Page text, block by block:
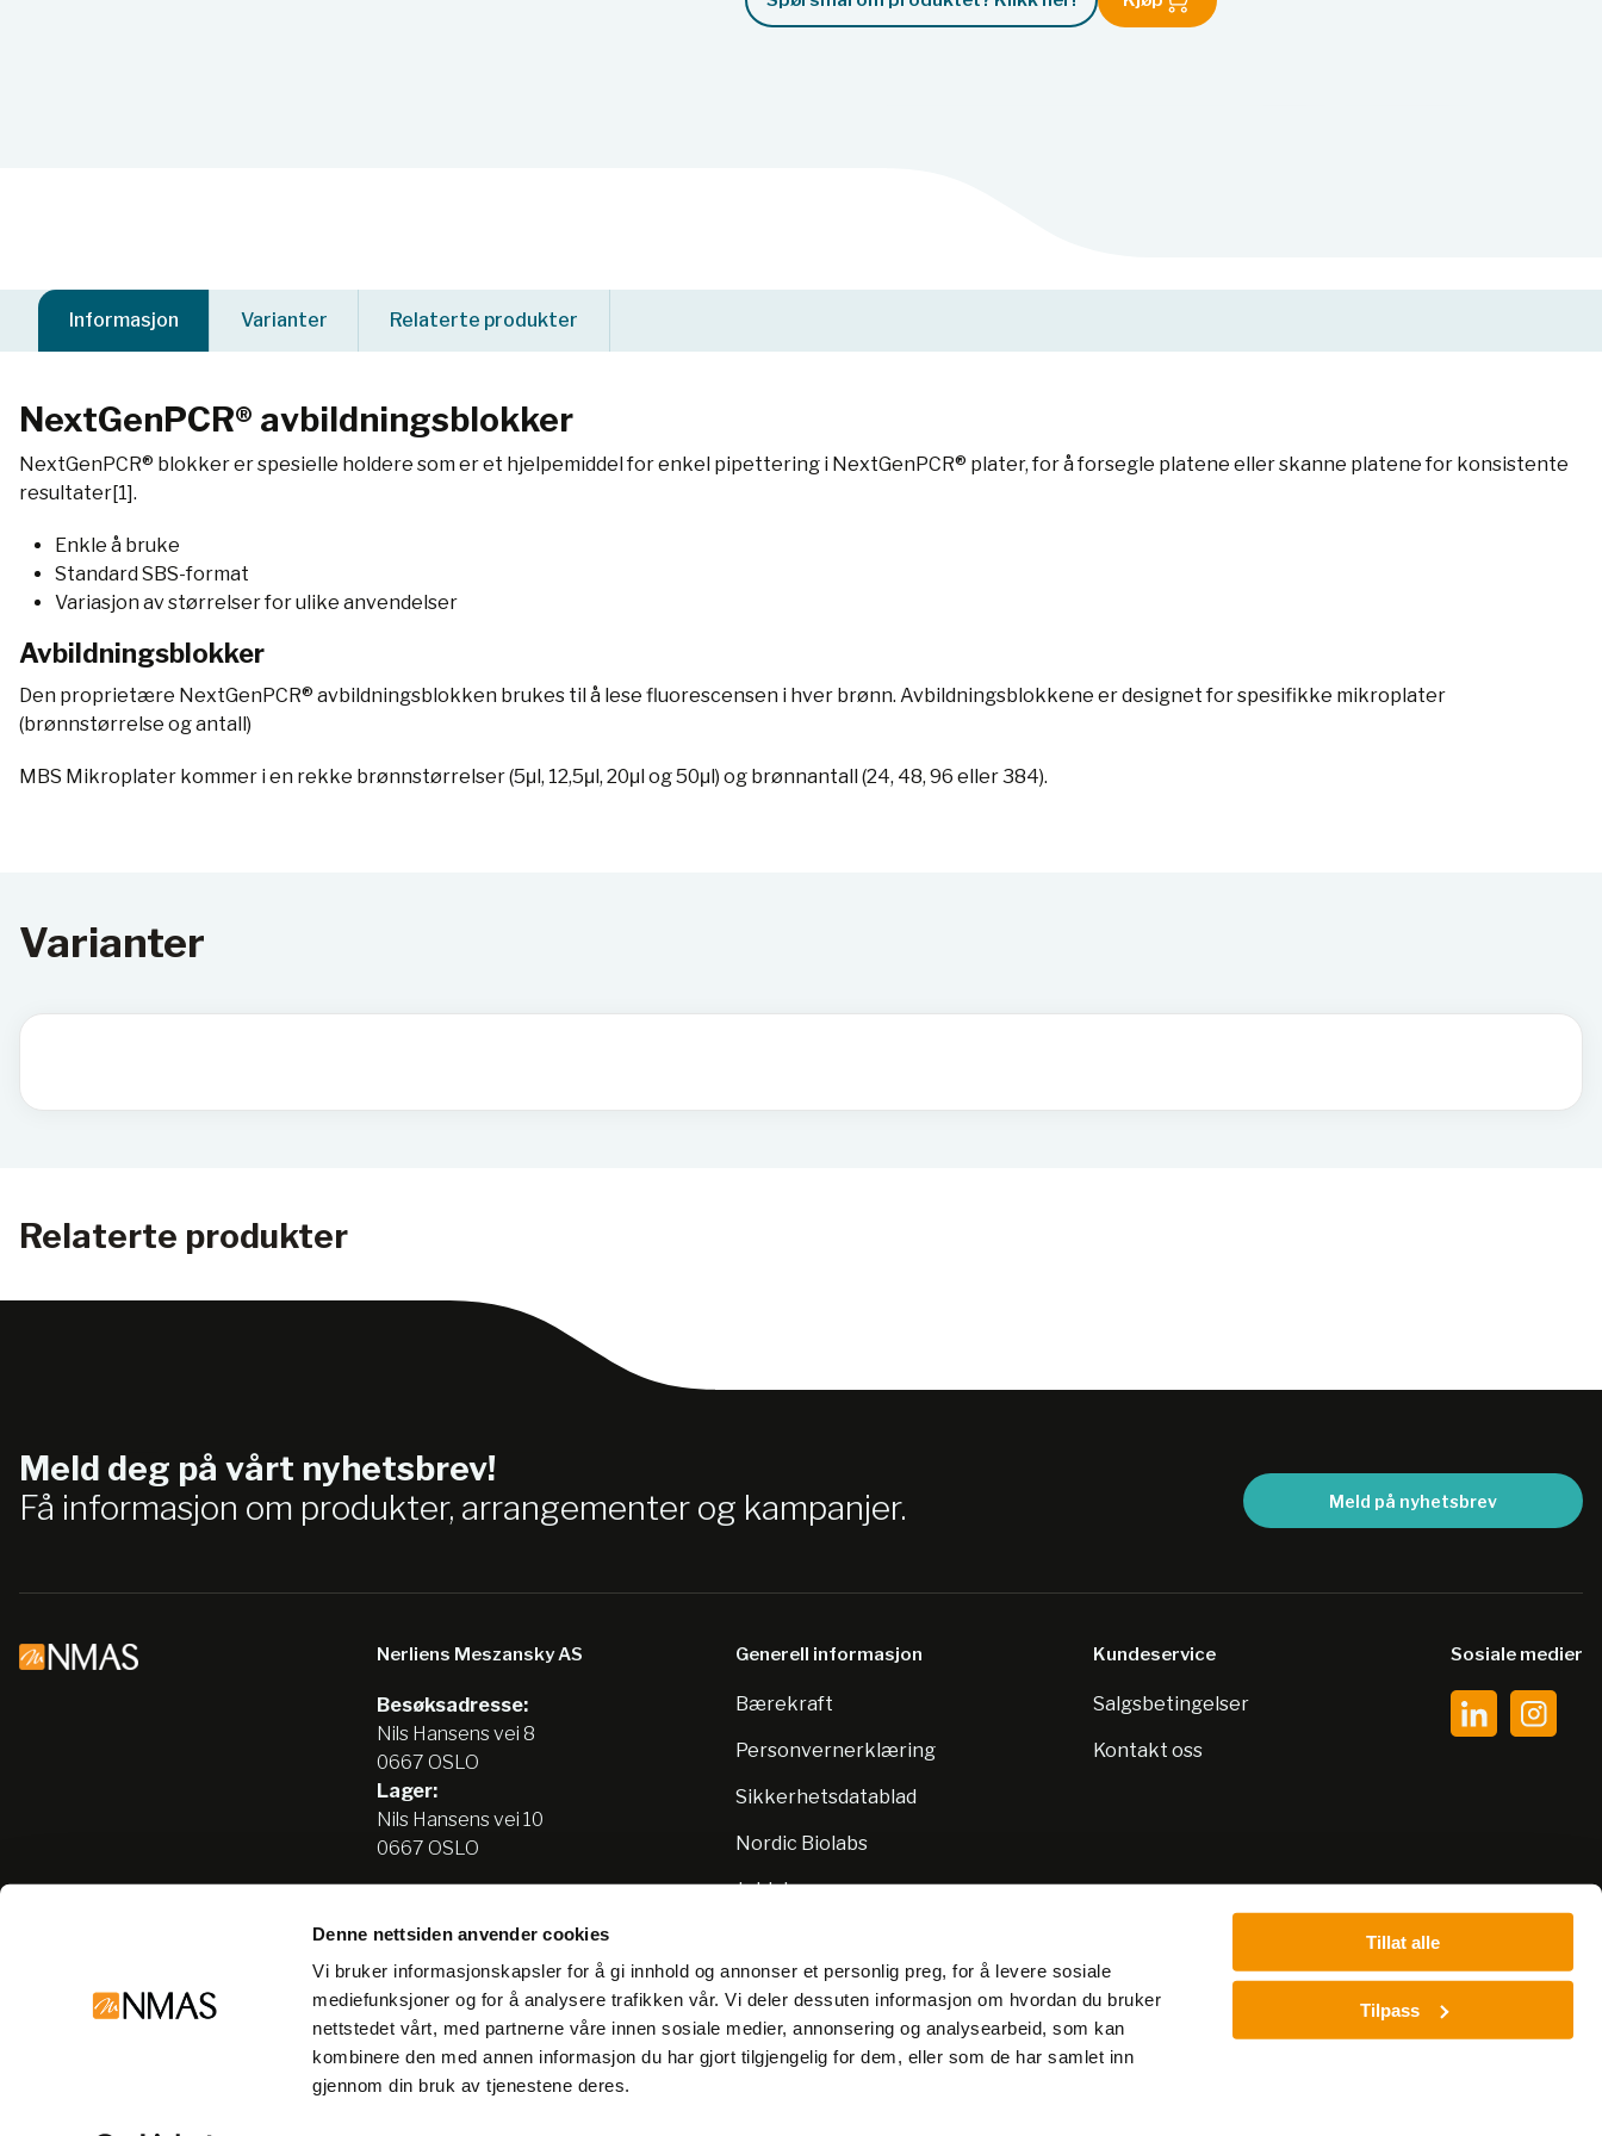
Denne nettsiden anvender cookies
Vi bruker informasjonskapsler for å gi innhold og annonser et personlig preg, for å levere sosiale
mediefunksjoner og for å analysere trafikken vår. Vi deler dessuten informasjon om hvordan du bruker
nettstedet vårt, med partnerne våre innen sosiale medier, annonsering og analysearbeid, som kan
kombinere den med annen informasjon du har gjort tilgjengelig for dem, eller som de har samlet inn
gjennom din bruk av tjenestene deres.
Tillat alle
Tilpass
Informasjon Varianter Relaterte produkter
NextGenPCR® avbildningsblokker
NextGenPCR® blokker er spesielle holdere som er et hjelpemiddel for enkel pipettering i NextGenPCR® plater, for å forsegle platene eller skanne platene for konsistente
resultater[1].
Enkle å bruke
Standard SBS-format
Variasjon av størrelser for ulike anvendelser
Avbildningsblokker
Den proprietære NextGenPCR® avbildningsblokken brukes til å lese fluorescensen i hver brønn. Avbildningsblokkene er designet for spesifikke mikroplater
(brønnstørrelse og antall)
MBS Mikroplater kommer i en rekke brønnstørrelser (5μl, 12,5μl, 20μl og 50μl) og brønnantall (24, 48, 96 eller 384).
Varianter
Relaterte produkter
Meld deg på vårt nyhetsbrev!
Få informasjon om produkter, arrangementer og kampanjer.
Meld på nyhetsbrev
Nerliens Meszansky AS
Besøksadresse:
Nils Hansens vei 8
0667 OSLO
Lager:
Nils Hansens vei 10
0667 OSLO
info@nmas.no
Generell informasjon
Bærekraft
Personvernerklæring
Sikkerhetsdatablad
Nordic Biolabs
Jobb hos oss
Kundeservice
Salgsbetingelser
Kontakt oss
Sosiale medier